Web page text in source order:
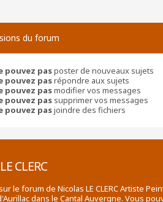
du forum
pouvez pasposter de nouveaux sujets
pouvez pasrépondre aux sujets
pouvez pasmodifier vos messages
pouvez pas supprimer vos messages
pouvez pasjoindre des fichiers
CLERC
le forum de Nicolas LE CLERC Artiste
dans le Cantal Auvergne. Vous